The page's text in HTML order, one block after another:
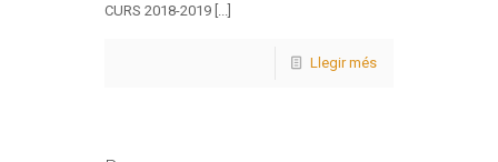
CURS 2018-2019 [...]
Llegir més